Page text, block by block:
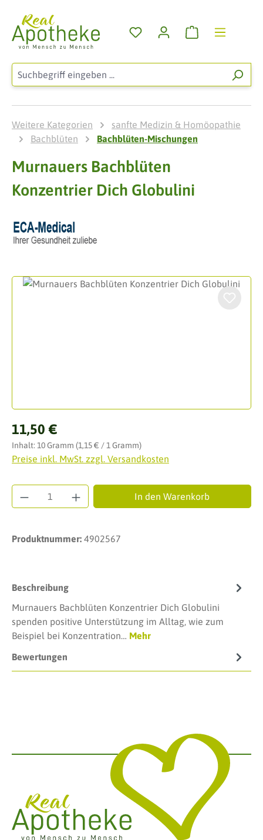
Zum Hauptinhalt springen
Warenkorb
Weitere Kategorien
sanfte Medizin & Homöopathie
Bachblüten
Bachblüten-Mischungen
Murnauers Bachblüten
Konzentrier Dich Globulini
Bildergalerie überspringen
Regulärer Preis:
11,50 €
Inhalt: 10 Gramm (1,15 € / 1 Gramm)
Preise inkl. MwSt. zzgl. Versandkosten
Produkt Anzahl: Gib den gewünschten
In den Warenkorb
Produktnummer: 4902567
Beschreibung
Murnauers Bachblüten Konzentrier Dich Globulini
spenden positive Unterstützung im Alltag, wie zum
Beispiel bei Konzentration… Mehr
Bewertungen